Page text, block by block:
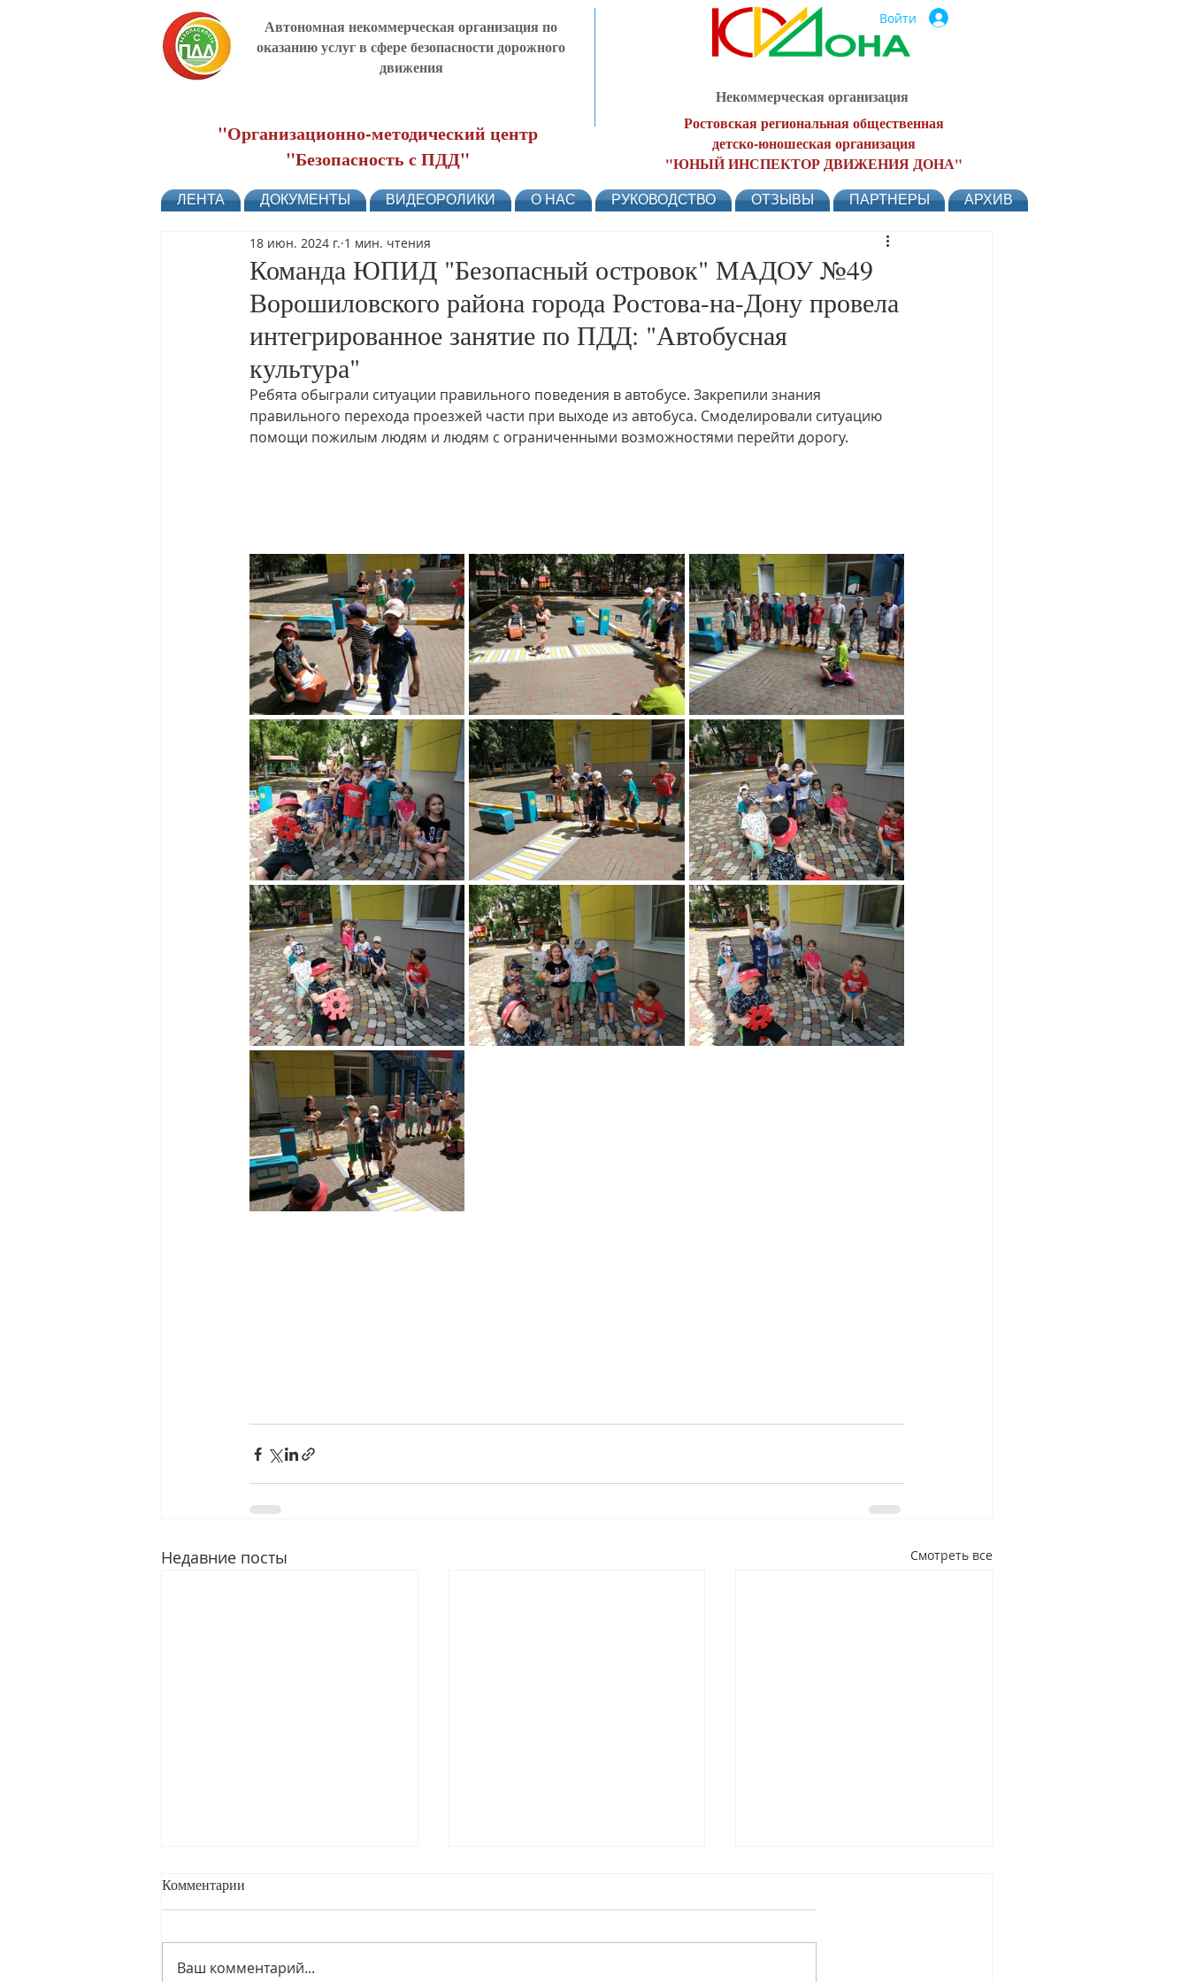
Автономная некоммерческая организация по
оказанию услуг в сфере безопасности дорожного
движения
"Организационно-методический центр
"Безопасность с ПДД"
Войти
Некоммерческая организация
Ростовская региональная общественная
детско-юношеская организация
"ЮНЫЙ ИНСПЕКТОР ДВИЖЕНИЯ ДОНА"
ЛЕНТА ДОКУМЕНТЫ ВИДЕОРОЛИКИ О НАС РУКОВОДСТВО ОТЗЫВЫ ПАРТНЕРЫ АРХИВ
Команда ЮПИД "Безопасный островок" МАДОУ №49
Ворошиловского района города Ростова-на-Дону провела
интегрированное занятие по ПДД: "Автобусная
культура"
18 июн. 2024 г. 1 мин. чтения
Ребята обыграли ситуации правильного поведения в автобусе. Закрепили знания
правильного перехода проезжей части при выходе из автобуса. Смоделировали ситуацию
помощи пожилым людям и людям с ограниченными возможностями перейти дорогу.
Недавние посты Смотреть все
Комментарии
Ваш комментарий...